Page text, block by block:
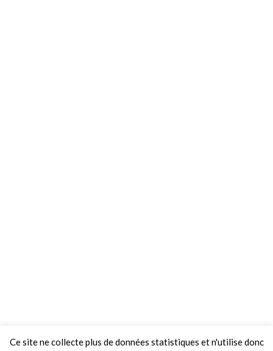
Ce site ne collecte plus de données statistiques et n'utilise donc